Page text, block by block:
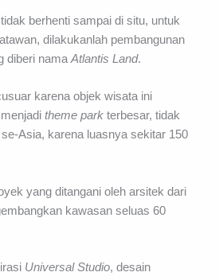
berhenti sampai di situ, untuk
dilakukanlah pembangunan
diberi namaAtlantis Land.
karena objek wisata ini
theme park terbesar, tidak
Asia, karena luasnya sekitar 150
yang ditangani oleh arsitek dari
kawasan seluas 60
Universal Studio, desain